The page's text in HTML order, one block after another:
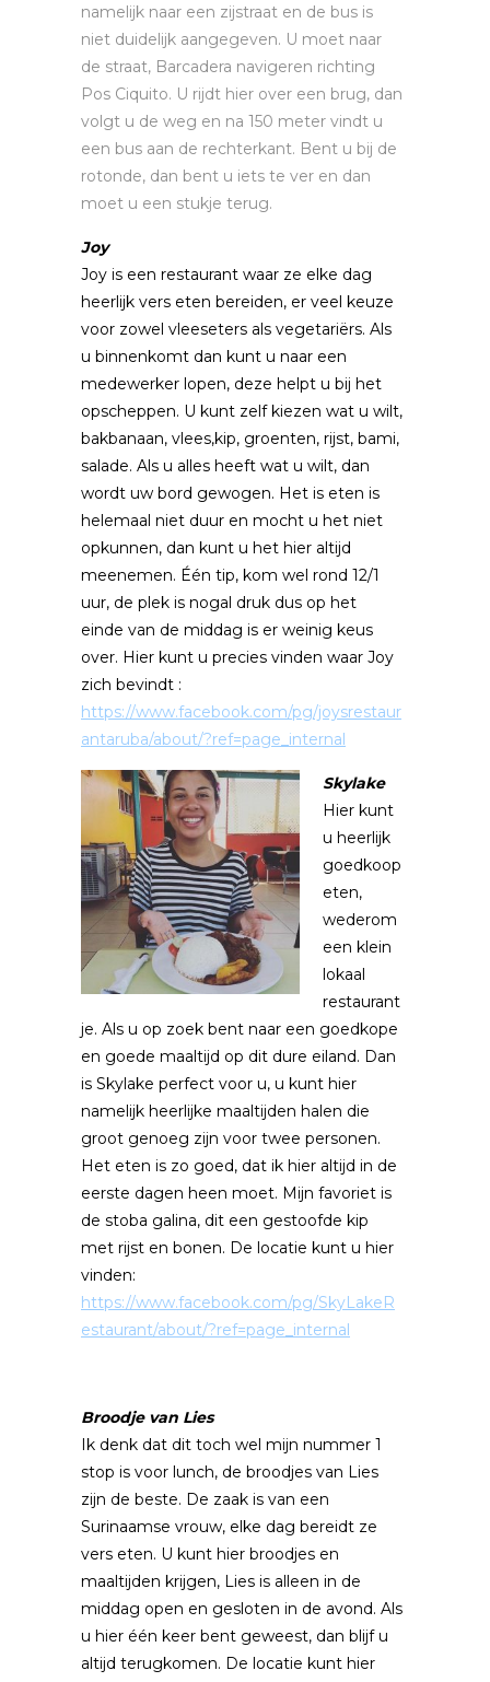
namelijk naar een zijstraat en de bus is
niet duidelijk aangegeven. U moet naar
de straat, Barcadera navigeren richting
Pos Ciquito. U rijdt hier over een brug, dan
volgt u de weg en na 150 meter vindt u
een bus aan de rechterkant. Bent u bij de
rotonde, dan bent u iets te ver en dan
moet u een stukje terug.
Joy
Joy is een restaurant waar ze elke dag
heerlijk vers eten bereiden, er veel keuze
voor zowel vleeseters als vegetariërs. Als
u binnenkomt dan kunt u naar een
medewerker lopen, deze helpt u bij het
opscheppen. U kunt zelf kiezen wat u wilt,
bakbanaan, vlees,kip, groenten, rijst, bami,
salade. Als u alles heeft wat u wilt, dan
wordt uw bord gewogen. Het is eten is
helemaal niet duur en mocht u het niet
opkunnen, dan kunt u het hier altijd
meenemen. Één tip, kom wel rond 12/1
uur, de plek is nogal druk dus op het
einde van de middag is er weinig keus
over. Hier kunt u precies vinden waar Joy
zich bevindt :
https://www.facebook.com/pg/joysrestaur
antaruba/about/?ref=page_internal
Skylake
Hier kunt
u heerlijk
goedkoop
eten,
wederom
een klein
lokaal
restaurant
je. Als u op zoek bent naar een goedkope
en goede maaltijd op dit dure eiland. Dan
is Skylake perfect voor u, u kunt hier
namelijk heerlijke maaltijden halen die
groot genoeg zijn voor twee personen.
Het eten is zo goed, dat ik hier altijd in de
eerste dagen heen moet. Mijn favoriet is
de stoba galina, dit een gestoofde kip
met rijst en bonen. De locatie kunt u hier
vinden:
https://www.facebook.com/pg/SkyLakeR
estaurant/about/?ref=page_internal
Broodje van Lies
Ik denk dat dit toch wel mijn nummer 1
stop is voor lunch, de broodjes van Lies
zijn de beste. De zaak is van een
Surinaamse vrouw, elke dag bereidt ze
vers eten. U kunt hier broodjes en
maaltijden krijgen, Lies is alleen in de
middag open en gesloten in de avond. Als
u hier één keer bent geweest, dan blijf u
altijd terugkomen. De locatie kunt hier